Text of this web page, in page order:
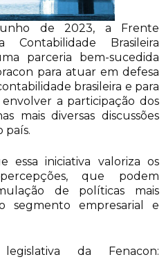
de 2023, a Frente
Brasileira
parceria bem-sucedida
para atuar em defesa
brasileira e para
a participação dos
mais diversas discussões
país.
essainiciativa valoriza os
que podem
de políticas mais
segmento empresarial e
da Fenacon: